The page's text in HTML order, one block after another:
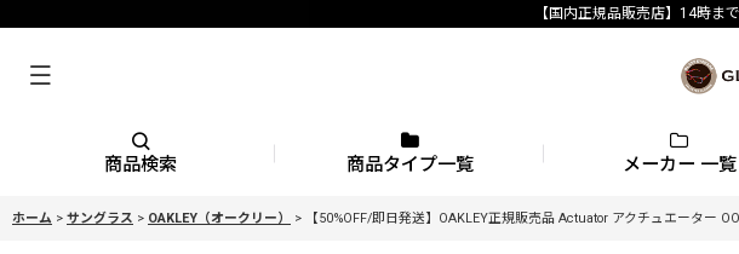
【国内正規品販売店】14時ま
商品検索 商品タイプ一覧 メーカー 一覧
ホーム > サングラス > OAKLEY（オークリー） > 【50%OFF/即日発送】OAKLEY正規販売品 Actuator アクチュエーター